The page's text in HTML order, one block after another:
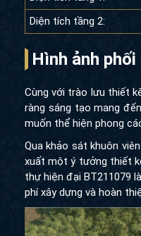
Diện tích tầng 2:
Hình ảnh
Cùng với trào lưu thiết
ràng sáng tạo mang
muốn thể hiện phong
Qua khảo sát khuôn
xuất một ý tưởng thiết
thự hiện đại BT211079
phí xây dựng và hoàn